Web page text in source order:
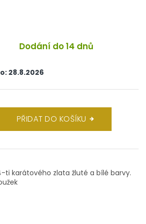
Dodání do 14 dnů
28.8.2026
PŘIDAT DO KOŠÍKU
ti karátového zlata žluté a bílé barvy.